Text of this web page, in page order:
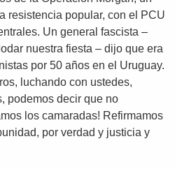
resistencia popular, con el PCU
Un general fascista –
nuestra fiesta – dijo que era
por 50 años en el Uruguay.
luchando con ustedes,
podemos decir que no
los camaradas! Refirmamos
por verdad y justicia y